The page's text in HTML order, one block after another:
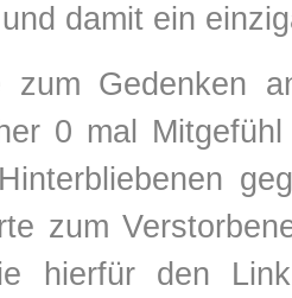
damit ein
zum Gedenken
0 mal
zum
hierfür den